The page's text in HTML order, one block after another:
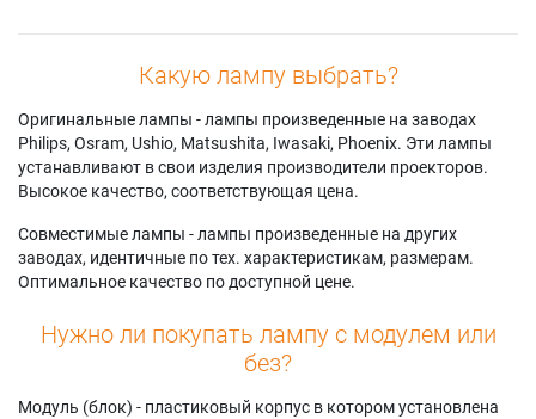
Какую лампу выбрать?
Оригинальные лампы - лампы произведенные на заводах
Philips, Osram, Ushio, Matsushita, Iwasaki, Phoenix. Эти лампы
устанавливают в свои изделия производители проекторов.
Высокое качество, соответствующая цена.
Совместимые лампы - лампы произведенные на других
заводах, идентичные по тех. характеристикам, размерам.
Оптимальное качество по доступной цене.
Нужно ли покупать лампу с модулем или
без?
Модуль (блок) - пластиковый корпус в котором установлена